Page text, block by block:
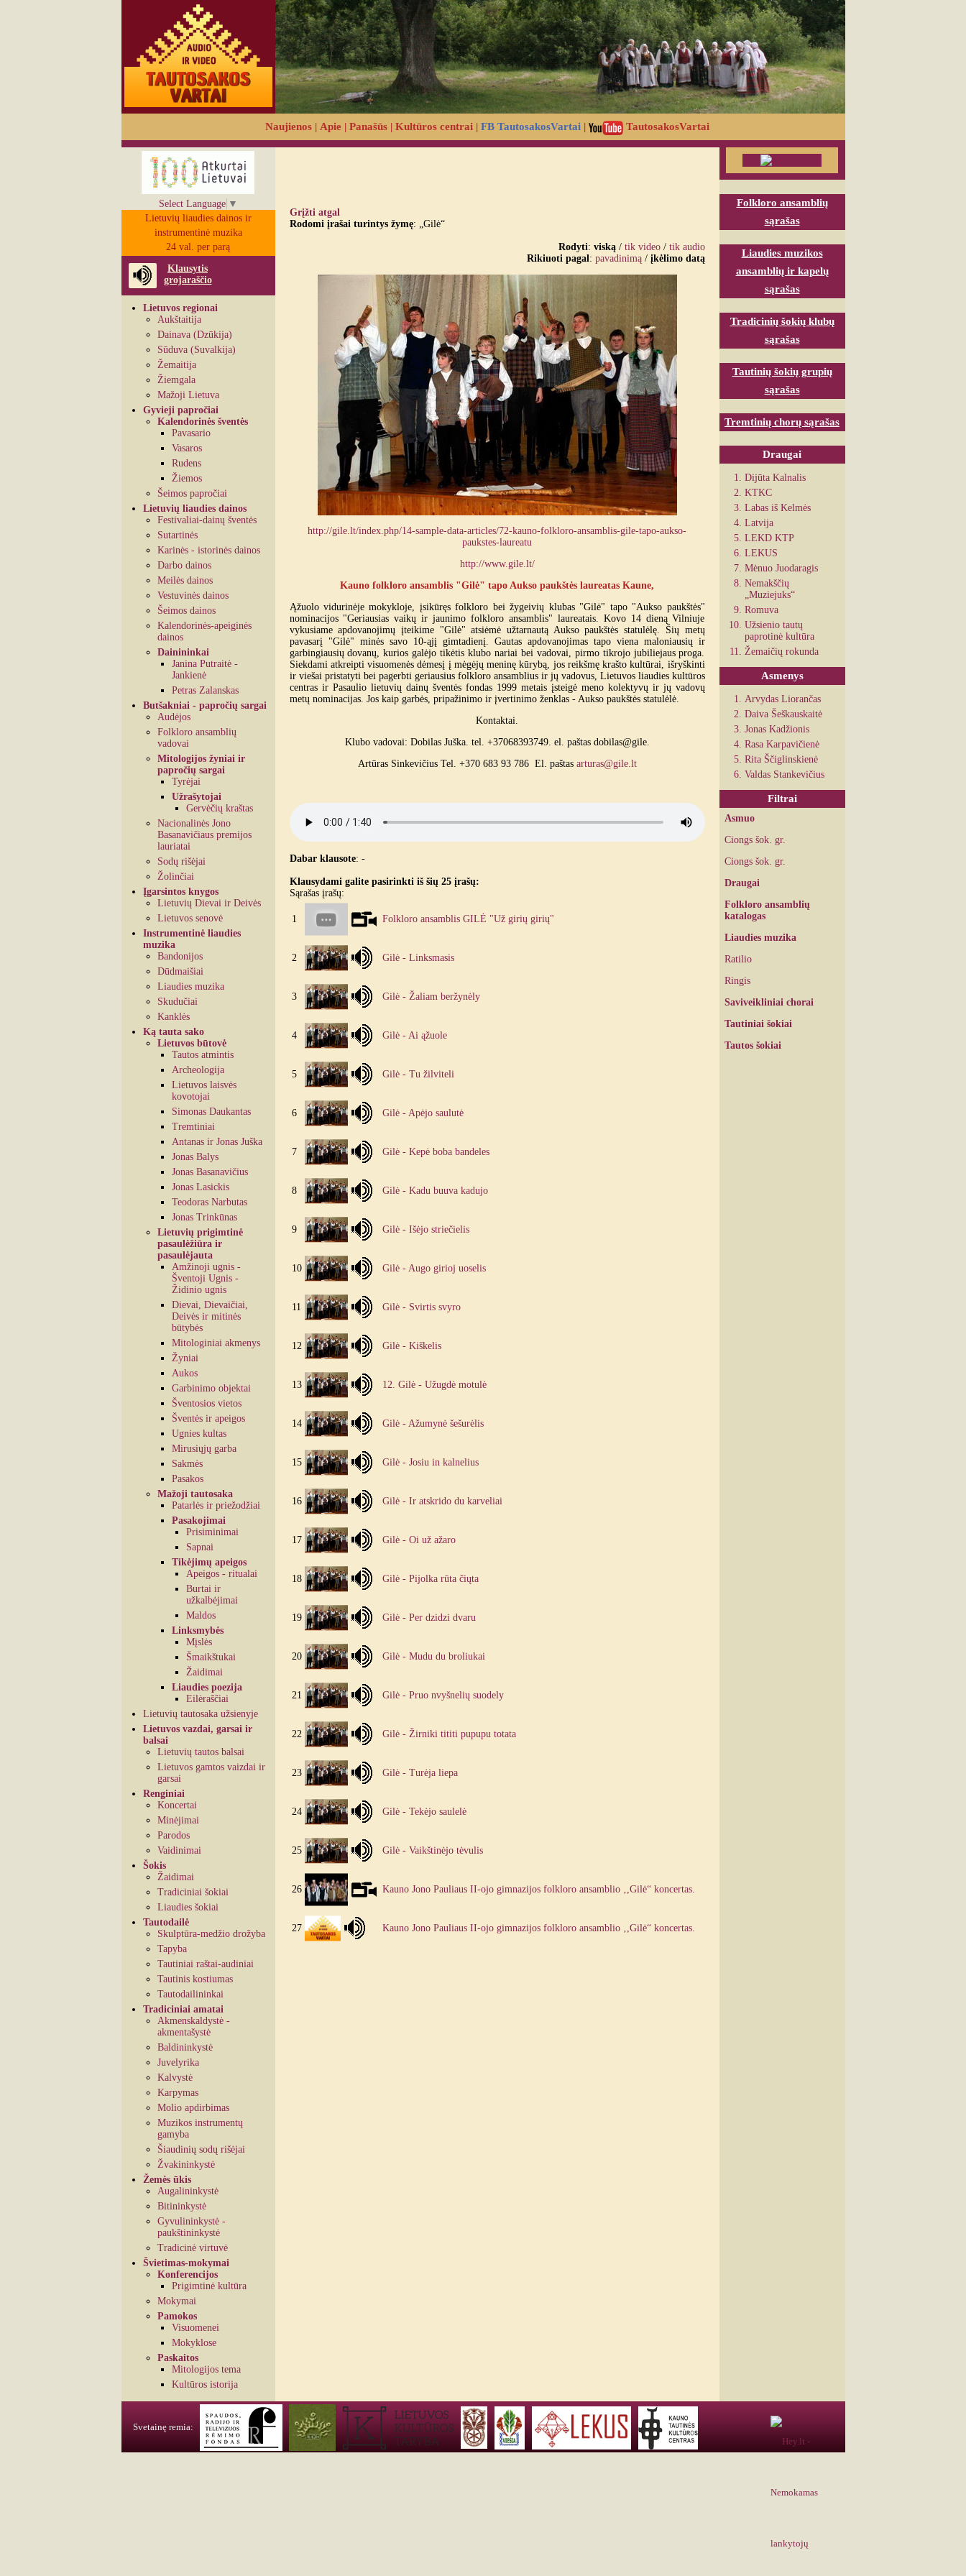
Naujienos| Apie | Panašūs| Kultūros centrai| FB TautosakosVartai | TautosakosVartai
Select Language ▼
Lietuvių liaudies dainos ir
instrumentinė muzika
24 val. per parą
Klausytis
grojaraščio
Lietuvos regionai
Aukštaitija
Dainava (Dzūkija)
Sūduva (Suvalkija)
Žemaitija
Žiemgala
Mažoji Lietuva
Gyvieji papročiai
Kalendorinės šventės
Pavasario
Vasaros
Rudens
Žiemos
Šeimos papročiai
Lietuvių liaudies dainos
Festivaliai-dainų šventės
Sutartinės
Karinės - istorinės dainos
Darbo dainos
Meilės dainos
Vestuvinės dainos
Šeimos dainos
Kalendorinės-apeiginės
dainos
Dainininkai
Janina Putraitė -
Jankienė
Petras Zalanskas
Butšakniai - papročių sargai
Audėjos
Folkloro ansamblių
vadovai
Mitologijos žyniai ir
papročių sargai
Tyrėjai
Užrašytojai
Gervėčių kraštas
Nacionalinės Jono
Basanavičiaus premijos
lauriatai
Sodų rišėjai
Žolinčiai
Įgarsintos knygos
Lietuvių Dievai ir Deivės
Lietuvos senovė
Instrumentinė liaudies
muzika
Bandonijos
Dūdmaišiai
Liaudies muzika
Skudučiai
Kanklės
Ką tauta sako
Lietuvos būtovė
Tautos atmintis
Archeologija
Lietuvos laisvės
kovotojai
Simonas Daukantas
Tremtiniai
Antanas ir Jonas Juška
Jonas Balys
Jonas Basanavičius
Jonas Lasickis
Teodoras Narbutas
Jonas Trinkūnas
Lietuvių prigimtinė
pasaulėžiūra ir
pasaulėjauta
Amžinoji ugnis -
Šventoji Ugnis -
Židinio ugnis
Dievai, Dievaičiai,
Deivės ir mitinės
būtybės
Mitologiniai akmenys
Žyniai
Aukos
Garbinimo objektai
Šventosios vietos
Šventės ir apeigos
Ugnies kultas
Mirusiųjų garba
Sakmės
Pasakos
Mažoji tautosaka
Patarlės ir priežodžiai
Pasakojimai
Prisiminimai
Sapnai
Tikėjimų apeigos
Apeigos - ritualai
Burtai ir
užkalbėjimai
Maldos
Linksmybės
Mįslės
Šmaikštukai
Žaidimai
Liaudies poezija
Eilėraščiai
Lietuvių tautosaka užsienyje
Lietuvos vazdai, garsai ir
balsai
Lietuvių tautos balsai
Lietuvos gamtos vaizdai ir
garsai
Renginiai
Koncertai
Minėjimai
Parodos
Vaidinimai
Šokis
Žaidimai
Tradiciniai šokiai
Liaudies šokiai
Tautodailė
Skulptūra-medžio drožyba
Tapyba
Tautiniai raštai-audiniai
Tautinis kostiumas
Tautodailininkai
Tradiciniai amatai
Akmenskaldystė -
akmentašystė
Baldininkystė
Juvelyrika
Kalvystė
Karpymas
Molio apdirbimas
Muzikos instrumentų
gamyba
Šiaudinių sodų rišėjai
Žvakininkystė
Žemės ūkis
Augalininkystė
Bitininkystė
Gyvulininkystė -
paukštininkystė
Tradicinė virtuvė
Švietimas-mokymai
Konferencijos
Prigimtinė kultūra
Mokymai
Pamokos
Visuomenei
Mokyklose
Paskaitos
Mitologijos tema
Kultūros istorija
Grįžti atgal
Rodomi įrašai turintys žymę: „Gilė“
Rodyti: viską/ tik video/ tik audio
Rikiuoti pagal: pavadinimą/ įkėlimo datą
http://gile.lt/index.php/14-sample-data-articles/72-kauno-folkloro-ansamblis-gile-tapo-aukso-
paukstes-laureatu
http://www.gile.lt/
Kauno folkloro ansamblis "Gilė" tapo Aukso paukštės laureatas Kaune,
Ąžuolo vidurinėje mokykloje, įsikūręs folkloro bei žygeivių klubas "Gilė" tapo "Aukso paukštės"
nominacijos "Geriausias vaikų ir jaunimo folkloro ansamblis" laureatais. Kovo 14 dieną Vilniuje
vykusiame apdovanojimų įteikime "Gilė" atsiėmė užtarnautą Aukso paukštės statulėlę. Šių metų
pavasarį "Gilė" minės savo 10-ąjį gimtadienį. Gautas apdovanojimas tapo viena maloniausių ir
garbingiausių dovanų, kurios galėjo tikėtis klubo nariai bei vadovai, pirmo tikrojo jubiliejaus proga.
Siekdami atkreipti visuomenės dėmesį į mėgėjų meninę kūrybą, jos reikšmę krašto kultūrai, išryškinti
ir viešai pristatyti bei pagerbti geriausius folkloro ansamblius ir jų vadovus, Lietuvos liaudies kultūros
centras ir Pasaulio lietuvių dainų šventės fondas 1999 metais įsteigė meno kolektyvų ir jų vadovų
metų nominacijas. Jos kaip garbės, pripažinimo ir įvertinimo ženklas - Aukso paukštės statulėlė.
Kontaktai.
Klubo vadovai: Dobilas Juška. tel. +37068393749. el. paštas dobilas@gile.
Artūras Sinkevičius Tel. +370 683 93 786 El. paštas arturas@gile.lt
Dabar klausote: -
Klausydami galite pasirinkti iš šių 25 įrašų:
Sąrašas įrašų:
1 Folkloro ansamblis GILĖ "Už girių girių"
2 Gilė - Linksmasis
3 Gilė - Žaliam beržynėly
4 Gilė - Ai ąžuole
5 Gilė - Tu žilviteli
6 Gilė - Apėjo saulutė
7 Gilė - Kepė boba bandeles
8 Gilė - Kadu buuva kadujo
9 Gilė - Išėjo striečielis
10 Gilė - Augo girioj uoselis
11 Gilė - Svirtis svyro
12 Gilė - Kiškelis
13 12. Gilė - Užugdė motulė
14 Gilė - Ažumynė šešurėlis
15 Gilė - Josiu in kalnelius
16 Gilė - Ir atskrido du karveliai
17 Gilė - Oi už ažaro
18 Gilė - Pijolka rūta čiųta
19 Gilė - Per dzidzi dvaru
20 Gilė - Mudu du broliukai
21 Gilė - Pruo nvyšnelių suodely
22 Gilė - Žirniki tititi pupupu totata
23 Gilė - Turėja liepa
24 Gilė - Tekėjo saulelė
25 Gilė - Vaikštinėjo tėvulis
26 Kauno Jono Pauliaus II-ojo gimnazijos folkloro ansamblio ‚,Gilė“ koncertas.
27 Kauno Jono Pauliaus II-ojo gimnazijos folkloro ansamblio ‚,Gilė“ koncertas.
Folkloro ansamblių
sąrašas
Liaudies muzikos
ansamblių ir kapelų
sąrašas
Tradicinių šokių klubų
sąrašas
Tautinių šokių grupių
sąrašas
Tremtinių chorų sąrašas
Draugai
Dijūta Kalnalis
KTKC
Labas iš Kelmės
Latvija
LEKD KTP
LEKUS
Mėnuo Juodaragis
Nemakščių
„Muziejuks“
Romuva
Užsienio tautų
paprotinė kultūra
Žemaičių rokunda
Asmenys
Arvydas Liorančas
Daiva Šeškauskaitė
Jonas Kadžionis
Rasa Karpavičienė
Rita Ščiglinskienė
Valdas Stankevičius
Filtrai
Asmuo
Ciongs šok. gr.
Ciongs šok. gr.
Draugai
Folkloro ansamblių
katalogas
Liaudies muzika
Ratilio
Ringis
Saviveikliniai chorai
Tautiniai šokiai
Tautos šokiai
Svetainę remia: